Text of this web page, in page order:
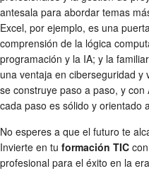
antesala para abordar temas
Excel, por ejemplo, es una
comprensión de la lógica
programación y la IA; y la
una ventaja en ciberseguridad y
se construye paso a paso, y
cada paso es sólido y orientado
No esperes a que el futuro te
Invierte en tu formación TIC
profesional para el éxito en la